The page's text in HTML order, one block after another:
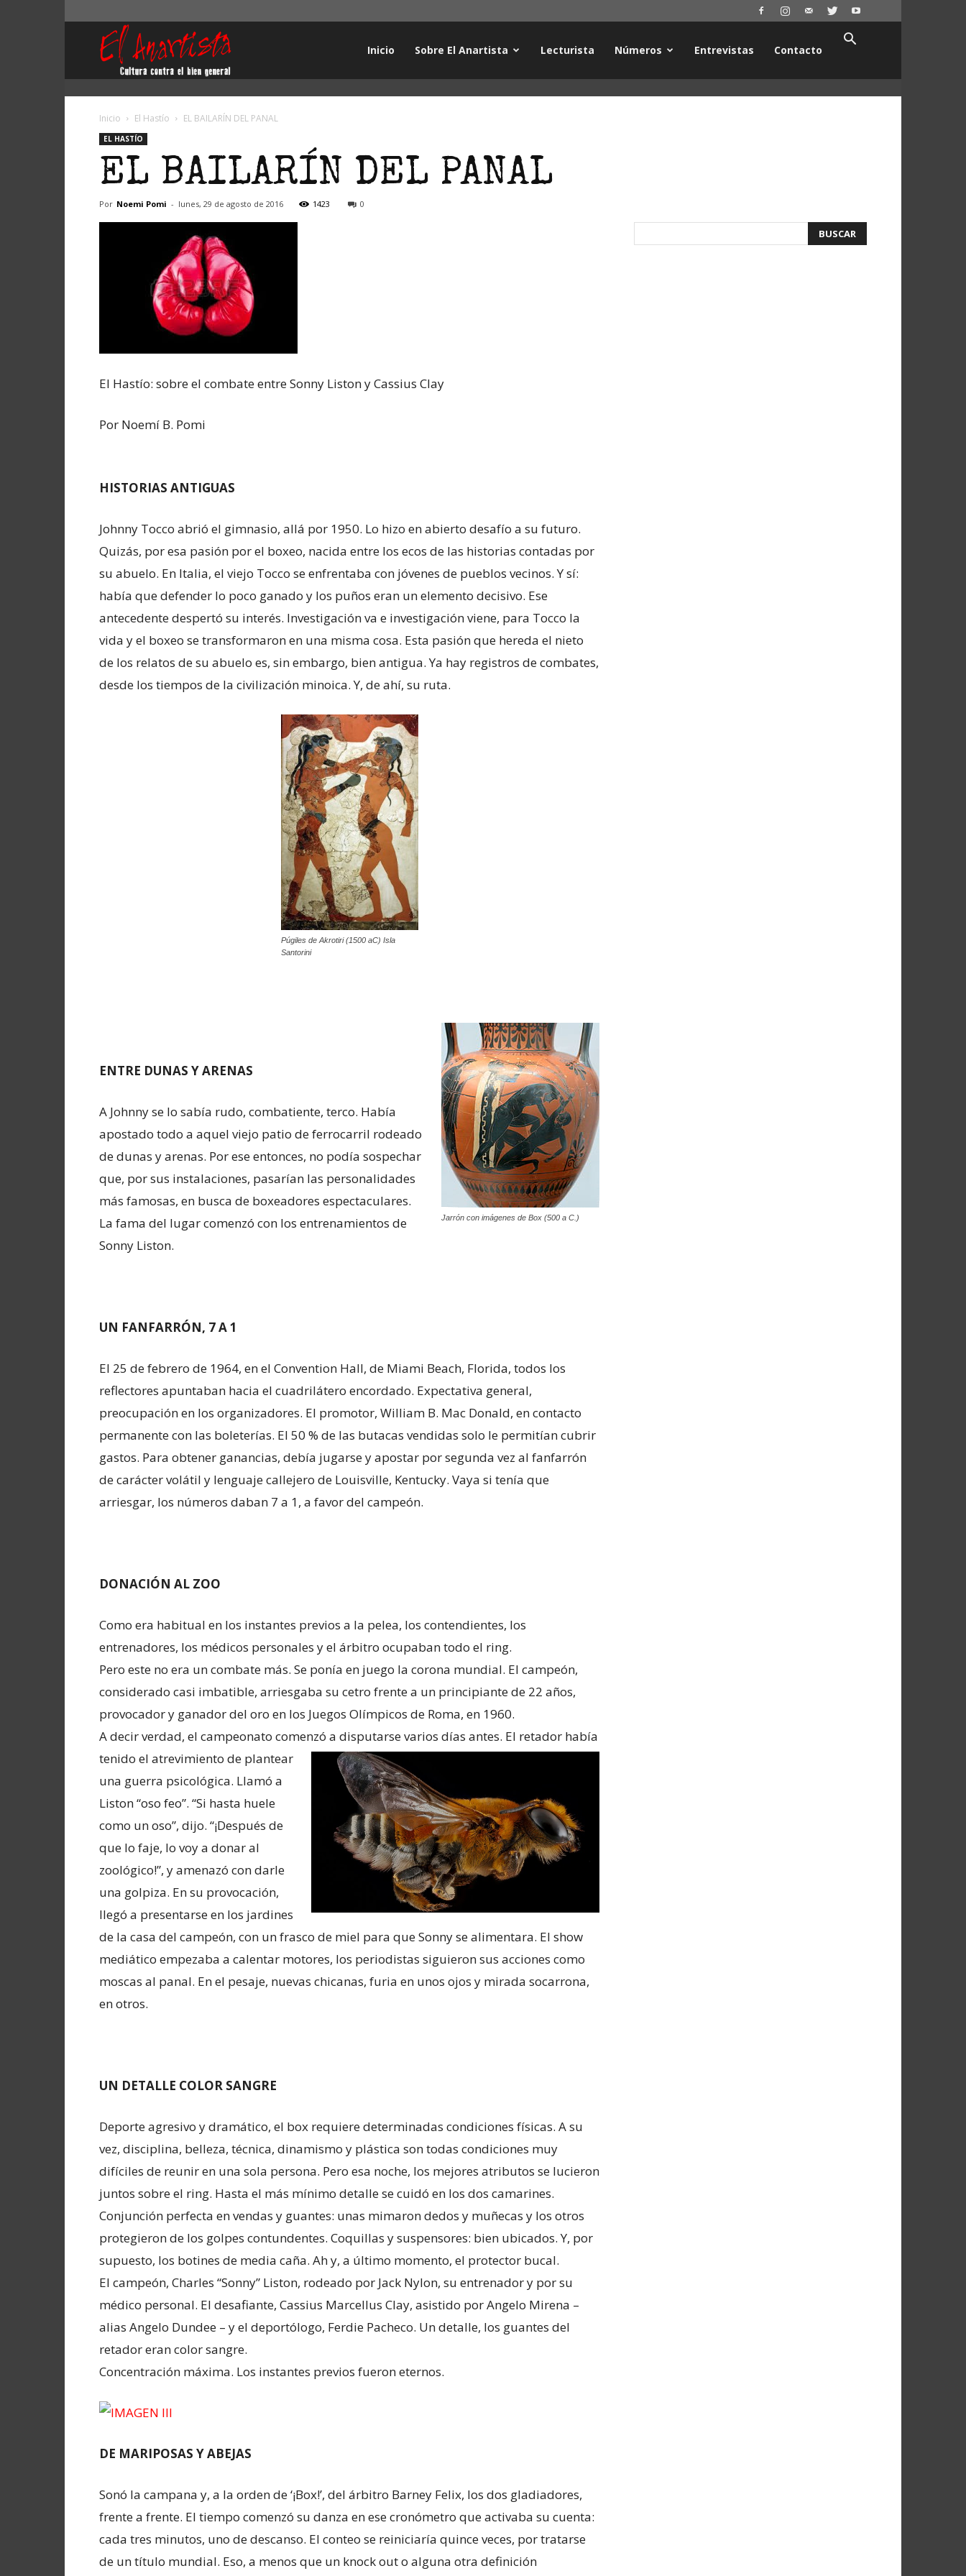
Inicio Sobre El Anartista Lecturista Números Entrevistas Contacto
Inicio El Hastío EL BAILARÍN DEL PANAL
EL HASTÍO
EL BAILARÍN DEL PANAL
Por Noemi Pomi - lunes, 29 de agosto de 2016 1423 0
El Hastío: sobre el combate entre Sonny Liston y Cassius Clay
Por Noemí B. Pomi
HISTORIAS ANTIGUAS
Johnny Tocco abrió el gimnasio, allá por 1950. Lo hizo en abierto desafío a su futuro.
Quizás, por esa pasión por el boxeo, nacida entre los ecos de las historias contadas por
su abuelo. En Italia, el viejo Tocco se enfrentaba con jóvenes de pueblos vecinos. Y sí:
había que defender lo poco ganado y los puños eran un elemento decisivo. Ese
antecedente despertó su interés. Investigación va e investigación viene, para Tocco la
vida y el boxeo se transformaron en una misma cosa. Esta pasión que hereda el nieto
de los relatos de su abuelo es, sin embargo, bien antigua. Ya hay registros de combates,
desde los tiempos de la civilización minoica. Y, de ahí, su ruta.
Púgiles de Akrotiri (1500 aC) Isla
Santorini
Jarrón con imágenes de Box (500 a C.)
ENTRE DUNAS Y ARENAS
A Johnny se lo sabía rudo, combatiente, terco. Había
apostado todo a aquel viejo patio de ferrocarril rodeado
de dunas y arenas. Por ese entonces, no podía sospechar
que, por sus instalaciones, pasarían las personalidades
más famosas, en busca de boxeadores espectaculares.
La fama del lugar comenzó con los entrenamientos de
Sonny Liston.
UN FANFARRÓN, 7 A 1
El 25 de febrero de 1964, en el Convention Hall, de Miami Beach, Florida, todos los
reflectores apuntaban hacia el cuadrilátero encordado. Expectativa general,
preocupación en los organizadores. El promotor, William B. Mac Donald, en contacto
permanente con las boleterías. El 50 % de las butacas vendidas solo le permitían cubrir
gastos. Para obtener ganancias, debía jugarse y apostar por segunda vez al fanfarrón
de carácter volátil y lenguaje callejero de Louisville, Kentucky. Vaya si tenía que
arriesgar, los números daban 7 a 1, a favor del campeón.
DONACIÓN AL ZOO
Como era habitual en los instantes previos a la pelea, los contendientes, los
entrenadores, los médicos personales y el árbitro ocupaban todo el ring.
Pero este no era un combate más. Se ponía en juego la corona mundial. El campeón,
considerado casi imbatible, arriesgaba su cetro frente a un principiante de 22 años,
provocador y ganador del oro en los Juegos Olímpicos de Roma, en 1960.
A decir verdad, el campeonato comenzó a disputarse varios días antes. El retador había
tenido el atrevimiento de plantear
una guerra psicológica. Llamó a
Liston “oso feo”. “Si hasta huele
como un oso”, dijo. “¡Después de
que lo faje, lo voy a donar al
zoológico!”, y amenazó con darle
una golpiza. En su provocación,
llegó a presentarse en los jardines
de la casa del campeón, con un frasco de miel para que Sonny se alimentara. El show
mediático empezaba a calentar motores, los periodistas siguieron sus acciones como
moscas al panal. En el pesaje, nuevas chicanas, furia en unos ojos y mirada socarrona,
en otros.
UN DETALLE COLOR SANGRE
Deporte agresivo y dramático, el box requiere determinadas condiciones físicas. A su
vez, disciplina, belleza, técnica, dinamismo y plástica son todas condiciones muy
difíciles de reunir en una sola persona. Pero esa noche, los mejores atributos se lucieron
juntos sobre el ring. Hasta el más mínimo detalle se cuidó en los dos camarines.
Conjunción perfecta en vendas y guantes: unas mimaron dedos y muñecas y los otros
protegieron de los golpes contundentes. Coquillas y suspensores: bien ubicados. Y, por
supuesto, los botines de media caña. Ah y, a último momento, el protector bucal.
El campeón, Charles “Sonny” Liston, rodeado por Jack Nylon, su entrenador y por su
médico personal. El desafiante, Cassius Marcellus Clay, asistido por Angelo Mirena –
alias Angelo Dundee – y el deportólogo, Ferdie Pacheco. Un detalle, los guantes del
retador eran color sangre.
Concentración máxima. Los instantes previos fueron eternos.
DE MARIPOSAS Y ABEJAS
Sonó la campana y, a la orden de ‘¡Box!’, del árbitro Barney Felix, los dos gladiadores,
frente a frente. El tiempo comenzó su danza en ese cronómetro que activaba su cuenta:
cada tres minutos, uno de descanso. El conteo se reiniciaría quince veces, por tratarse
de un título mundial. Eso, a menos que un knock out o alguna otra definición